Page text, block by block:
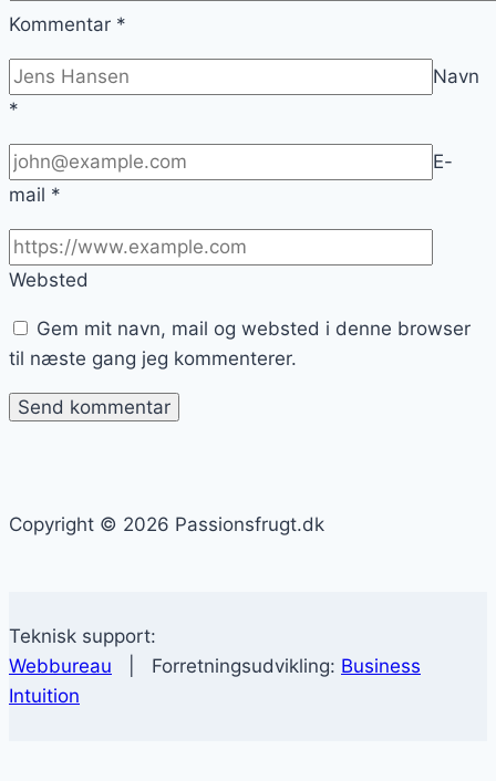
Kommentar *
Navn
*
E-
mail *
Websted
Gem mit navn, mail og websted i denne browser
til næste gang jeg kommenterer.
Copyright © 2026 Passionsfrugt.dk
Teknisk support:
Webbureau | Forretningsudvikling: Business
Intuition